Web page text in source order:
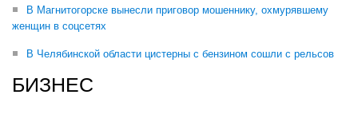
В Магнитогорске вынесли приговор мошеннику, охмурявшему
женщин в соцсетях
В Челябинской области цистерны с бензином сошли с рельсов
БИЗНЕС